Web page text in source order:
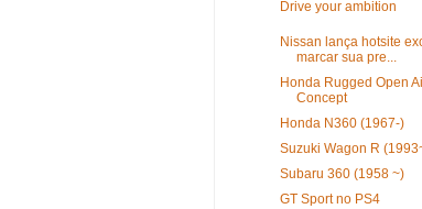
Drive your ambition
Nissan lança hotsite
marcar sua pre...
Honda Rugged Open
Concept
Honda N360 (1967-)
Suzuki Wagon R
Subaru 360 (1958 ~)
GT Sport no PS4